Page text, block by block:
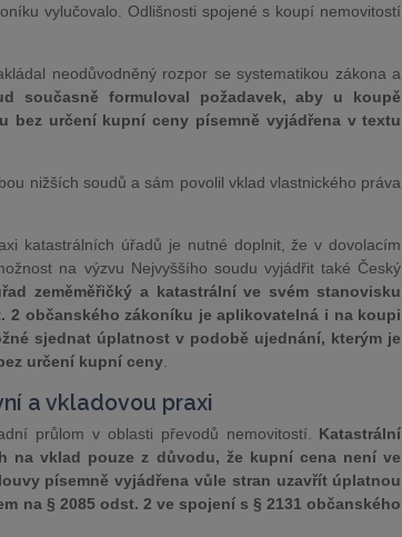
vylučovalo. Odlišnosti spojené s koupí nemovitostí
neodůvodněný rozpor se systematikou zákona a
současně formuloval požadavek, aby u koupě
bez určení kupní ceny písemně vyjádřena v textu
nižších soudů a sám povolil vklad vlastnického práva
katastrálních úřadů je nutné doplnit, že v dovolacím
na výzvu Nejvyššího soudu vyjádřit také Český
zeměměřičký a katastrální ve svém stanovisku
2 občanského zákoníku je aplikovatelná i na koupi
sjednat úplatnost v podobě ujednání, kterým je
určení kupní ceny
a vkladovou praxi
průlom v oblasti převodů nemovitostí. Katastrální
na vklad pouze z důvodu, že kupní cena není ve
písemně vyjádřena vůle stran uzavřít úplatnou
na § 2085 odst. 2 ve spojení s § 2131 občanského